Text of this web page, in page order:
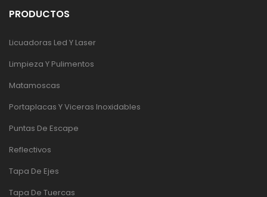
PRODUCTOS
Licuadoras Led Y Laser
Limpieza Y Pulimentos
Matamoscas
Portaplacas Y Viceras Inoxidables
Puntas De Escape
Reflectivos
Tapa De Ejes
Tapa De Tuercas